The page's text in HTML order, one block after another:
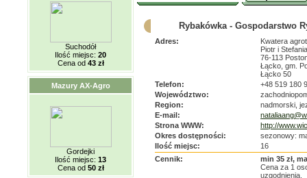
Suchodół
Ilość miejsc: 20
Cena od 43 zł
Mazury AX-Agro
Gordejki
Ilość miejsc: 13
Cena od 50 zł
Rybakówka - Gospodarstwo
Adres:
Kwatera
Piotr i
76-113
Łącko, gm.
Łącko 50
Telefon:
+48 519 180
Województwo:
Region:
nadmorski,
E-mail:
Strona WWW:
http://
Okres dostępności:
sezonowy:
Ilość miejsc:
16
Cennik:
min 35 zł,
Cena za 1
uzgodnienia.